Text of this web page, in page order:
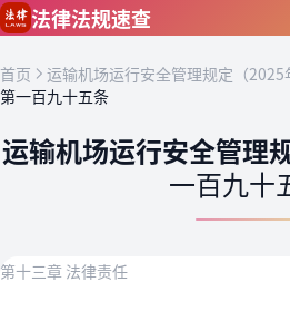
跳到主要内容
法律法规速查
首页 运输机场运行安全管理规定（2025
第一百九十五条
运输机场运行安全管理
一百九十
第十三章 法律责任